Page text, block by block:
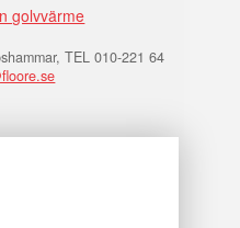
TEL 010-221 64